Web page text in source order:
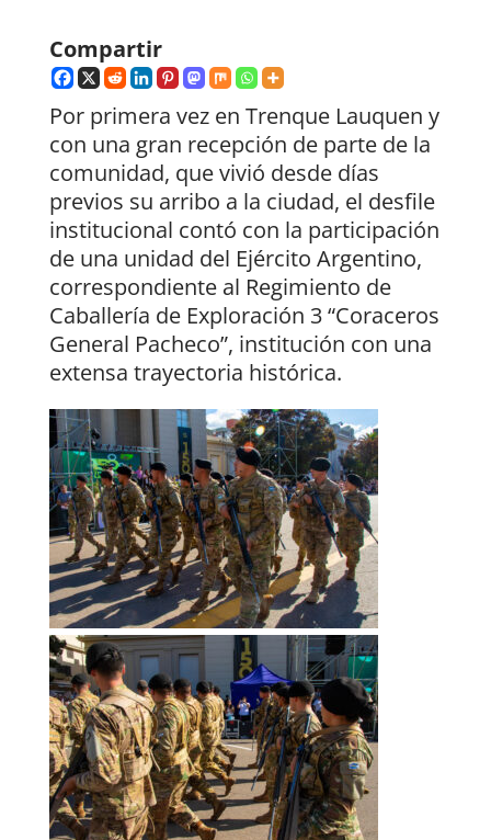
Compartir
Por primera vez en Trenque Lauquen y
con una gran recepción de parte de la
comunidad, que vivió desde días
previos su arribo a la ciudad, el desfile
institucional contó con la participación
de una unidad del Ejército Argentino,
correspondiente al Regimiento de
Caballería de Exploración 3 “Coraceros
General Pacheco”, institución con una
extensa trayectoria histórica.